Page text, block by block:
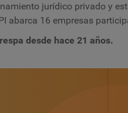
jurídico privado y
abarca 16 empresas
desde hace 21 años.